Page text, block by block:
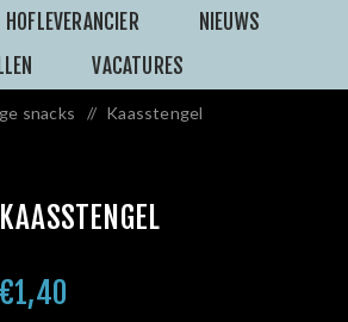
HOFLEVERANCIER
NIEUWS
VACATURES
snacks / Kaasstengel
KAASSTENGEL
€1,40